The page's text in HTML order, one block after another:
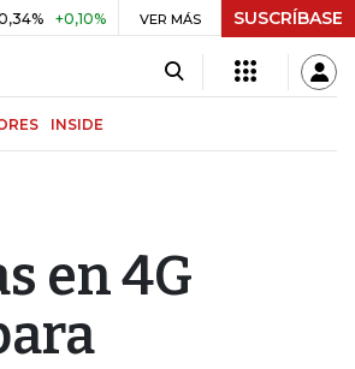
+0,10% +0,98% UVR $ 416,86 +$ 0,05
VER MÁS SUSCRÍBASE
INSIDE
en 4G